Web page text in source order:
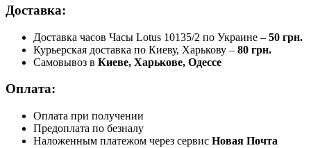
Доставка:
Доставка часов Часы Lotus 10135/2 по Украине – 50 грн.
Курьерская доставка по Киеву, Харькову – 80 грн.
Самовывоз в Киеве, Харькове, Одессе
Оплата:
Оплата при получении
Предоплата по безналу
Наложенным платежом через сервис Новая Почта